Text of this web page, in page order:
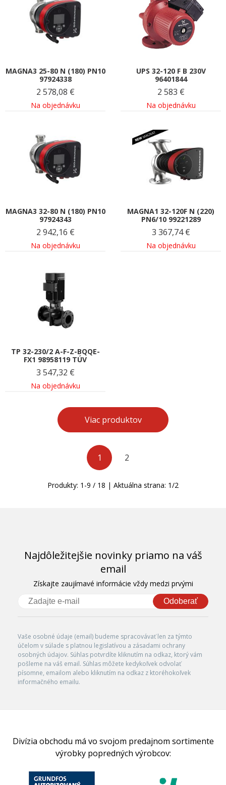
MAGNA3 25-80 N (180) PN10
97924338
2 578,08 €
Na objednávku
UPS 32-120 F B 230V
96401844
2 583 €
Na objednávku
MAGNA3 32-80 N (180) PN10
97924343
2 942,16 €
Na objednávku
MAGNA1 32-120F N (220)
PN6/10 99221289
3 367,74 €
Na objednávku
TP 32-230/2 A-F-Z-BQQE-
FX1 98958119 TÚV
3 547,32 €
Na objednávku
Viac produktov
1 2
Produkty: 1 -9 / 18 | Aktuálna strana: 1/2
Najdôležitejšie novinky priamo na váš
email
Získajte zaujímavé informácie vždy medzi prvými
Odoberať
Vaše osobné údaje (email) budeme spracovávať len za týmto
účelom v súlade s platnou legislatívou a zásadami ochrany
osobných údajov. Súhlas potvrdíte kliknutím na odkaz, ktorý vám
pošleme na váš email. Súhlas môžete kedykoľvek odvolať
písomne, emailom alebo kliknutím na odkaz z ktoréhokoľvek
informačného emailu.
Divízia obchodu má vo svojom predajnom sortimente
výrobky popredných výrobcov: